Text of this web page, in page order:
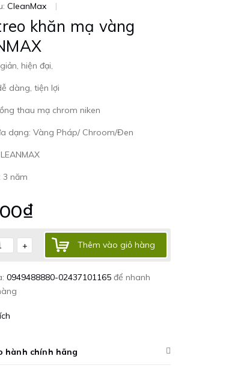
CleanMax |
khăn mạ vàng
hiện đại,
dàng, tiện lợi
thau mạ chrom niken
dạng: Vàng Pháp/ Chroom/Đen
3 năm
+ Thêm vào giỏ hàng
0949488880-02437101165 để nhanh
hành chính hãng